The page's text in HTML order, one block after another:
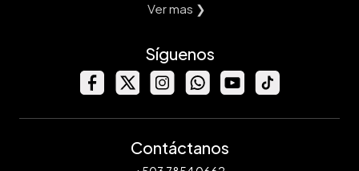
Ver mas ❯
Síguenos
Contáctanos